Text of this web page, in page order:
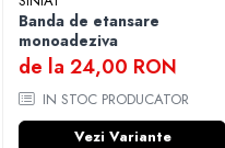
Banda de etansare
monoadeziva
de la 24,00 RON
IN STOC PRODUCATOR
Vezi Variante